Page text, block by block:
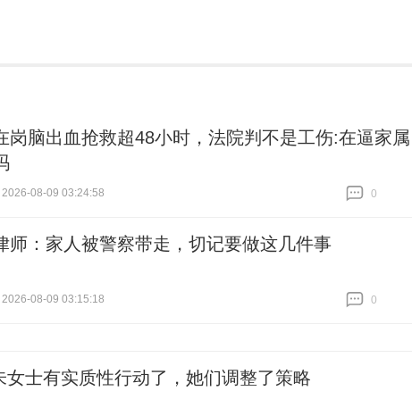
岗脑出血抢救超48小时，法院判不是工伤:在逼家属
08-09 03:24:58
0
师：家人被警察带走，切记要做这几件事
08-09 03:15:18
0
女士有实质性行动了，她们调整了策略